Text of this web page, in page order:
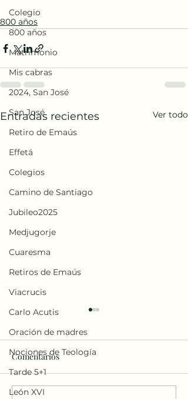
Colegio
800 años
Matrimonio
Mis cabras
2024, San José
San José
Retiro de Emaús
Effetá
Colegios
Camino de Santiago
Jubileo2025
Medjugorje
Cuaresma
Retiros de Emaús
Viacrucis
Carlo Acutis
Oración de madres
Nociones de Teología
Tarde 5+1
León XVI
800 años
Entradas recientes Ver todo
Comentarios